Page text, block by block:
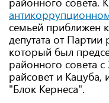
семьей приближен
депутата от
который был
районного совета
райсовет и Кацуба,
"Блок Кернеса".